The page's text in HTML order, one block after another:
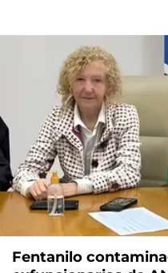
Fentanilo